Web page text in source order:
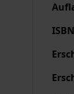
ISBN